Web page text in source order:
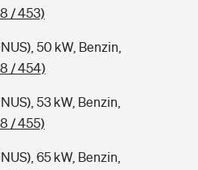
/ 453)
50 kW, Benzin,
/ 454)
53 kW, Benzin,
/ 455)
65 kW, Benzin,